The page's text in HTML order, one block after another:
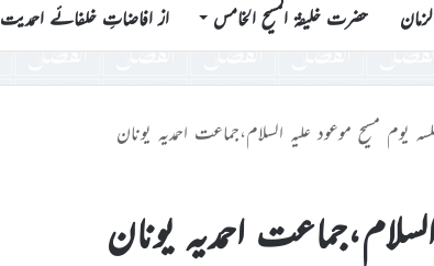
حضرت خلیفۃ المسیح الخامس از افاضاتِ خلفائے احمدیت
یوم مسیح موعود علیہ السلام،جماعت احمدیہ یونان
احمدیہ یونان